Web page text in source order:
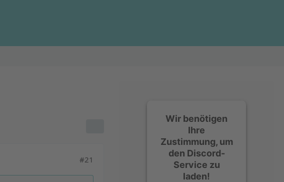
#21
Wir benötigen
Ihre
Zustimmung, um
den Discord-
Service zu
laden!